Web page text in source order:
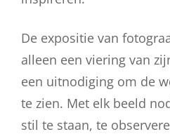
De expositie van
alleen een viering van
een uitnodiging om de
te zien. Met elk beeld
stil te staan, te